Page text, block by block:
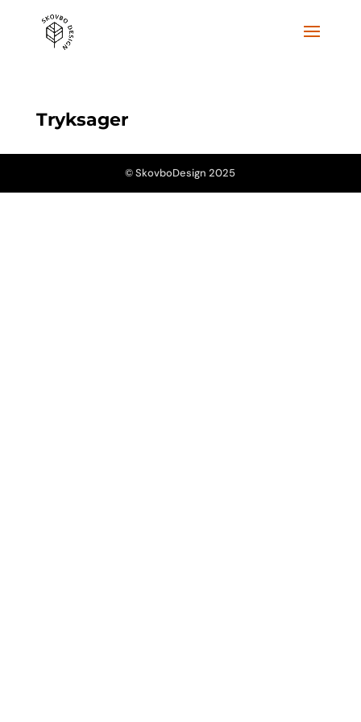
Tryksager
© SkovboDesign 2025